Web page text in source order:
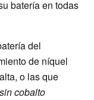
batería en todas
del
de níquel
o las que
cobalto